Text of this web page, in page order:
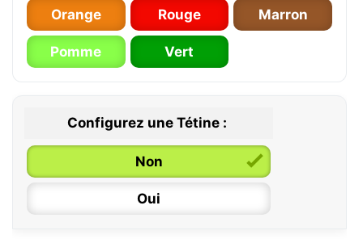
Orange Rouge Marron
Pomme Vert
Configurez une Tétine :
Non
Oui